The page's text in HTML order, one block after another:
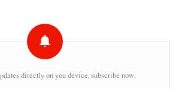
directly on you device, subscribe now.